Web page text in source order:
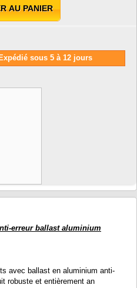
AU PANIER
sous 5 à 12 jours
erreur ballast aluminium
avec ballast en aluminium anti-
robuste et entièrement an